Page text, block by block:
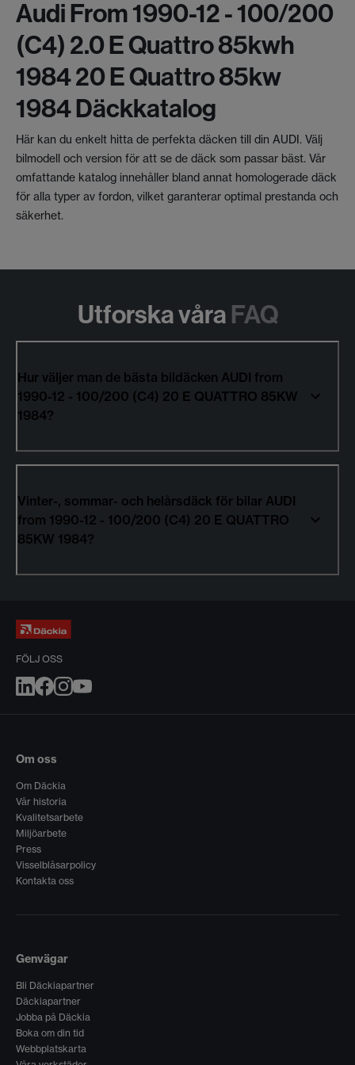
Audi From 1990-12 - 100/200
(c4) 2.0 E Quattro 85kwh
1984 20 E Quattro 85kw
1984 Däckkatalog
Här kan du enkelt hitta de perfekta däcken till din AUDI. Välj
bilmodell och version för att se de däck som passar bäst. Vår
omfattande katalog innehåller bland annat homologerade däck
för alla typer av fordon, vilket garanterar optimal prestanda och
säkerhet.
Utforska våra FAQ
Hur väljer man de bästa bildäcken AUDI from
1990-12 - 100/200 (C4) 20 E QUATTRO 85KW
1984?
Vinter-, sommar- och helårsdäck för bilar AUDI
from 1990-12 - 100/200 (C4) 20 E QUATTRO
85KW 1984?
FÖLJ OSS
Om oss
Om Däckia
Vår historia
Kvalitetsarbete
Miljöarbete
Press
Visselblåsarpolicy
Kontakta oss
Genvägar
Bli Däckiapartner
Däckiapartner
Jobba på Däckia
Boka om din tid
Webbplatskarta